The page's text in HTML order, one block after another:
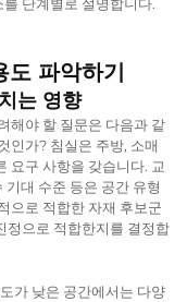
도 파악하기
는 영향
해야 할 질문은 다음과 같
인가? 침실은 주방, 소매
요구 사항을 갖습니다. 교
기대 수준 등은 공간 유형
으로 적합한 자재 후보군
정으로 적합한지를 결정합
가 낮은 공간에서는 다양